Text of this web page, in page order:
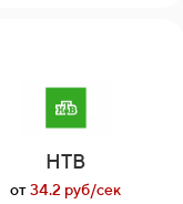
НТВ
от34.2 руб/сек